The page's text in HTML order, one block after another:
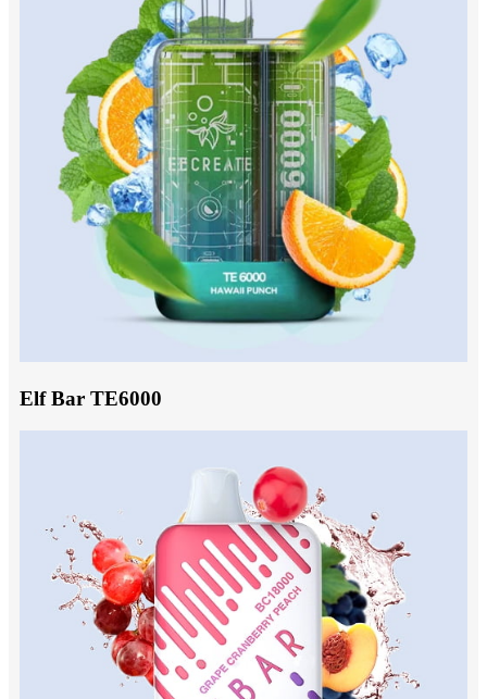
Elf Bar TE6000